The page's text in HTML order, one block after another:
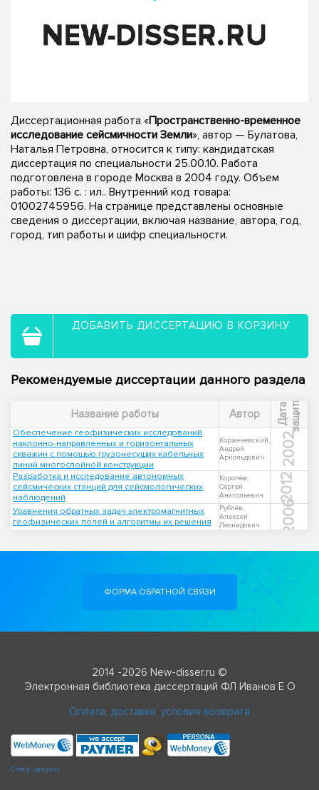
Диссертационная работа «Пространственно-временное
исследование сейсмичности Земли», автор — Булатова,
Наталья Петровна, относится к типу: кандидатская
диссертация по специальности 25.00.10. Работа
подготовлена в городе Москва в 2004 году. Объем
работы: 136 с. : ил.. Внутренний код товара:
01002745956. На странице представлены основные
сведения о диссертации, включая название, автора, год,
город, тип работы и шифр специальности.
ДОБАВИТЬ ДИССЕРТАЦИЮ В КОРЗИНУ
Рекомендуемые диссертации данного раздела
Название работы Автор Д
а
т
а
з
а
щ
и
т ы
Обеспечение геофизических исследований
наклонно-направленных и горизонтальных
скважин с помощью грузонесущих кабельных
линий многослойной конструкции
Корженевский,
Андрей
Арнольдович
2002
Разработка и исследование автономных
сейсмических станций для сейсмологических
наблюдений
Королёв,
Сергей
Анатольевич
2012
Уравнения обратных задач электромагнитных
геофизических полей и алгоритмы их решения
Рублёв,
Алексей
Леонидович
2006
ФОРМА ОБРАТНОЙ СВЯЗИ
2014 -2026 New-disser.ru ©
Электронная библиотека диссертаций ФЛ Иванов Е О
Оплата, доставка, условия возврата
Check passport